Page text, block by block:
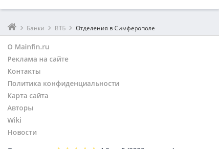
Банки ВТБ Отделения в Симферополе
О Mainfin.ru
Реклама на сайте
Контакты
Политика конфиденциальности
Карта сайта
Авторы
Wiki
Новости